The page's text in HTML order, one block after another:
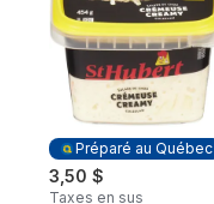
Préparé au Québec
3,50 $
Taxes en sus